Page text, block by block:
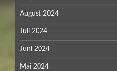
August 2024
Juli 2024
Juni 2024
Mai 2024